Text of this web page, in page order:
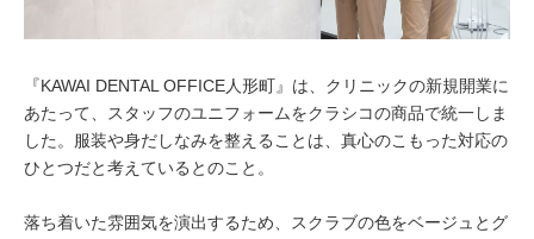
『KAWAI DENTAL OFFICE人形町』は、クリニックの新規開業に
あたって、スタッフのユニフォームをクラシコの商品で統一しま
した。服装や身だしなみを整えることは、真心のこもった対応の
ひとつだと考えているとのこと。
落ち着いた雰囲気を演出するため、スクラブの色をベージュとグ